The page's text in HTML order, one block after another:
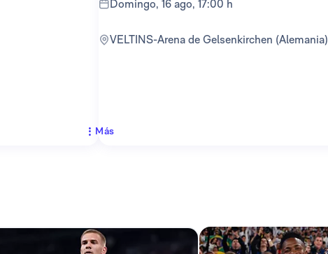
domingo, 16 ago, 17:00 h
VELTINS-Arena de Gelsenkirchen (Alemania)
Más